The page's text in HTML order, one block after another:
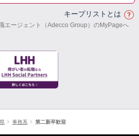
キープリストとは
エージェント（Adecco Group）のMyPageへ
事務系 第二新卒歓迎